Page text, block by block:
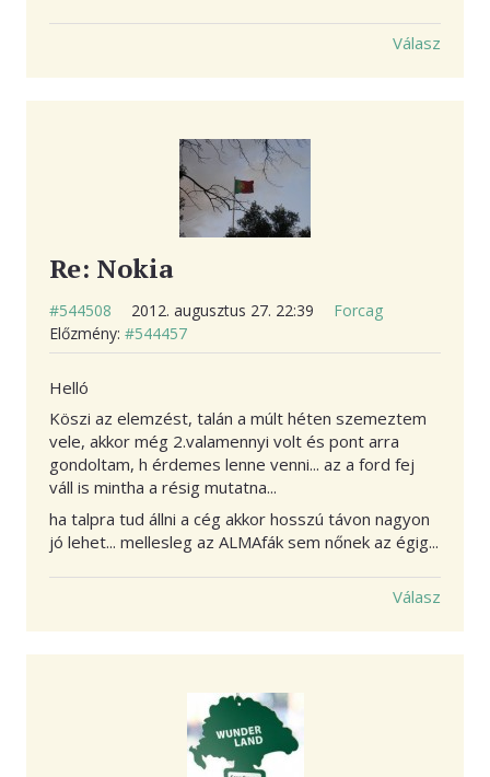
Válasz
Re: Nokia
#544508 2012. augusztus 27. 22:39
Forcag
Előzmény: #544457
Helló
Köszi az elemzést, talán a múlt héten szemeztem
vele, akkor még 2.valamennyi volt és pont arra
gondoltam, h érdemes lenne venni... az a ford fej
váll is mintha a résig mutatna...
ha talpra tud állni a cég akkor hosszú távon nagyon
jó lehet... mellesleg az ALMAfák sem nőnek az égig...
Válasz